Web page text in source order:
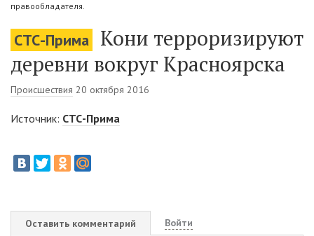
правообладателя.
СТС-Прима
Кони терроризируют
деревни вокруг Красноярска
Происшествия 20 октября 2016
Источник: СТС-Прима
Оставить комментарий Войти